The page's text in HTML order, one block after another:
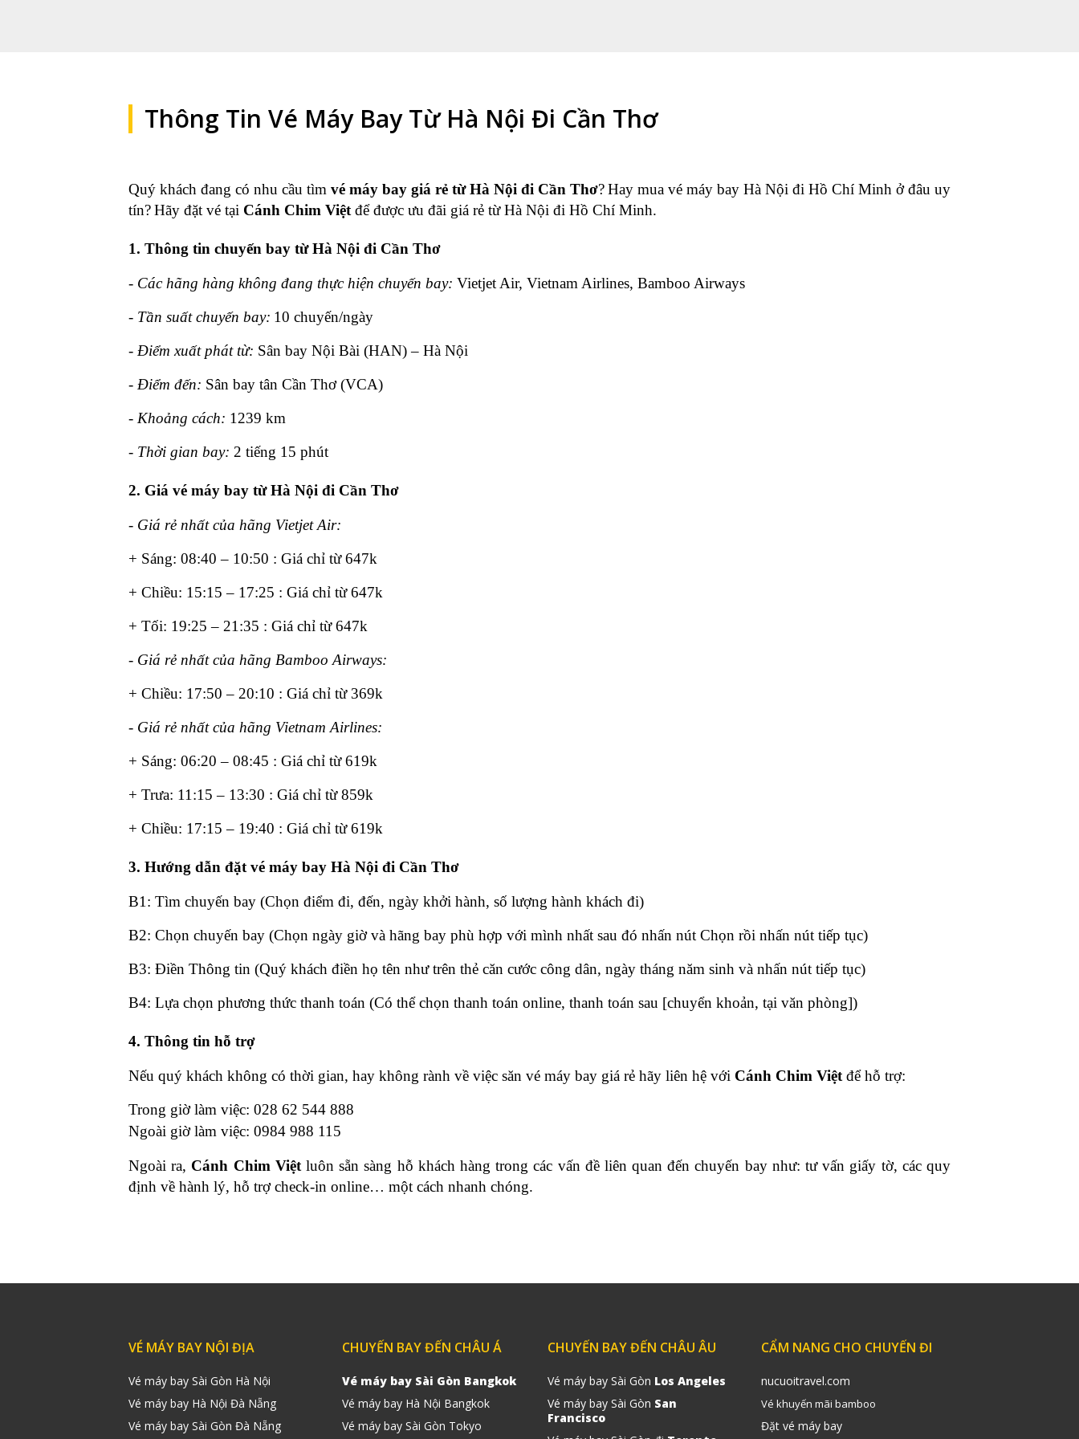
Thông Tin Vé Máy Bay Từ Hà Nội Đi Cần Thơ
Quý khách đang có nhu cầu tìm vé máy bay giá rẻ từ Hà Nội đi Cần Thơ?Hay mua vé máy bay Hà Nội đi Hồ Chí Minh ở đâu uy
tín?Hãy đặt vé tại Cánh Chim Việt để được ưu đãi giá rẻ từ Hà Nội đi Hồ Chí Minh.
1. Thông tin chuyến bay từ Hà Nội đi Cần Thơ
- Các hãng hàng không đang thực hiện chuyến bay: Vietjet Air, Vietnam Airlines, Bamboo Airways
- Tần suất chuyến bay: 10 chuyến/ngày
- Điểm xuất phát từ: Sân bay Nội Bài (HAN) – Hà Nội
- Điểm đến: Sân bay tân Cần Thơ (VCA)
- Khoảng cách: 1239 km
- Thời gian bay: 2 tiếng 15 phút
2. Giá vé máy bay từ Hà Nội đi Cần Thơ
- Giá rẻ nhất của hãng Vietjet Air:
+ Sáng: 08:40 – 10:50 : Giá chỉ từ 647k
+ Chiều: 15:15 – 17:25 : Giá chỉ từ 647k
+ Tối: 19:25 – 21:35 : Giá chỉ từ 647k
- Giá rẻ nhất của hãng Bamboo Airways:
+ Chiều: 17:50 – 20:10 : Giá chỉ từ 369k
- Giá rẻ nhất của hãng Vietnam Airlines:
+ Sáng: 06:20 – 08:45 : Giá chỉ từ 619k
+ Trưa: 11:15 – 13:30 : Giá chỉ từ 859k
+ Chiều: 17:15 – 19:40 : Giá chỉ từ 619k
3. Hướng dẫn đặt vé máy bay Hà Nội đi Cần Thơ
B1: Tìm chuyến bay (Chọn điểm đi, đến, ngày khởi hành, số lượng hành khách đi)
B2: Chọn chuyến bay (Chọn ngày giờ và hãng bay phù hợp với mình nhất sau đó nhấn nút Chọn rồi nhấn nút tiếp tục)
B3: Điền Thông tin (Quý khách điền họ tên như trên thẻ căn cước công dân, ngày tháng năm sinh và nhấn nút tiếp tục)
B4: Lựa chọn phương thức thanh toán (Có thể chọn thanh toán online, thanh toán sau [chuyển khoản, tại văn phòng])
4. Thông tin hỗ trợ
Nếu quý khách không có thời gian, hay không rành về việc săn vé máy bay giá rẻ hãy liên hệ với Cánh Chim Việt để hỗ trợ:
Trong giờ làm việc: 028 62 544 888
Ngoài giờ làm việc: 0984 988 115
Ngoài ra, Cánh Chim Việtluôn sẵn sàng hỗ khách hàng trong các vấn đề liên quan đến chuyến bay như: tư vấn giấy tờ, các quy
định về hành lý, hỗ trợ check-in online… một cách nhanh chóng.
VÉ MÁY BAY NỘI ĐỊA
Vé máy bay Sài Gòn Hà Nội
Vé máy bay Hà Nội Đà Nẵng
Vé máy bay Sài Gòn Đà Nẵng
CHUYẾN BAY ĐẾN CHÂU Á
Vé máy bay Sài Gòn Bangkok
Vé máy bay Hà Nội Bangkok
Vé máy bay Sài Gòn Tokyo
CHUYẾN BAY ĐẾN CHÂU ÂU
Vé máy bay Sài Gòn Los Angeles
Vé máy bay Sài Gòn San
Francisco
CẨM NANG CHO CHUYẾN ĐI
nucuoitravel.com
Vé khuyến mãi bamboo
Đặt vé máy bay